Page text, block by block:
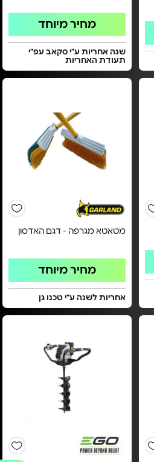
מחיר מיוחד
שנה אחריות ע"י סקאב עפ"י
תעודת האחריות
מטאטא מגרפה - דגם האדסון
מחיר מיוחד
אחריות לשנה ע"י טכנו גן